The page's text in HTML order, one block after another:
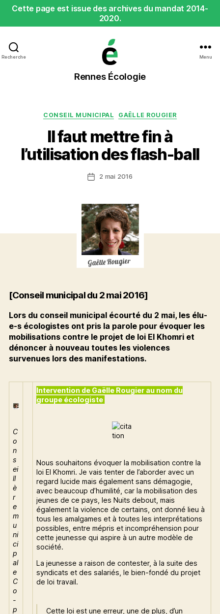
Cette page est issue des archives du mandat 2014-
2020.
Recherche
Rennes
Écologie
Rennes Écologie
Menu
Catégories
CONSEIL MUNICIPAL GAËLLE ROUGIER
Il faut mettre fin à
l’utilisation des flash-ball
Date2 mai 2016
[Conseil municipal du 2 mai 2016]
Lors du conseil municipal écourté du 2 mai, les élu-
e-s écologistes ont pris la parole pour évoquer les
mobilisations contre le projet de loi El Khomri et
dénoncer à nouveau toutes les violences
survenues lors des manifestations.
C
o
n
s
ei
ll
è
r
e
m
u
ni
ci
p
al
e
C
o
-
p
Intervention de Gaëlle Rougier au nom du
groupe écologiste
Nous souhaitons évoquer la mobilisation contre la
loi El Khomri. Je vais tenter de l’aborder avec un
regard lucide mais également sans démagogie,
avec beaucoup d’humilité, car la mobilisation des
jeunes de ce pays, les Nuits debout, mais
également la violence de certains, ont donné lieu à
tous les amalgames et à toutes les interprétations
possibles, entre mépris et incompréhension pour
cette jeunesse qui aspire à un autre modèle de
société.
La jeunesse a raison de contester, à la suite des
syndicats et des salariés, le bien-fondé du projet
de loi travail.
Cette loi est une erreur, une de plus, d’un